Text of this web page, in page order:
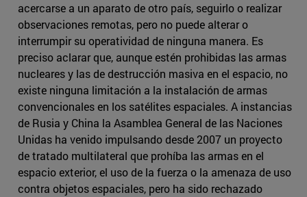
acercarse a un aparato de otro país, seguirlo o realizar
observaciones remotas, pero no puede alterar o
interrumpir su operatividad de ninguna manera. Es
preciso aclarar que, aunque estén prohibidas las armas
nucleares y las de destrucción masiva en el espacio, no
existe ninguna limitación a la instalación de armas
convencionales en los satélites espaciales. A instancias
de Rusia y China la Asamblea General de las Naciones
Unidas ha venido impulsando desde 2007 un proyecto
de tratado multilateral que prohíba las armas en el
espacio exterior, el uso de la fuerza o la amenaza de uso
contra objetos espaciales, pero ha sido rechazado